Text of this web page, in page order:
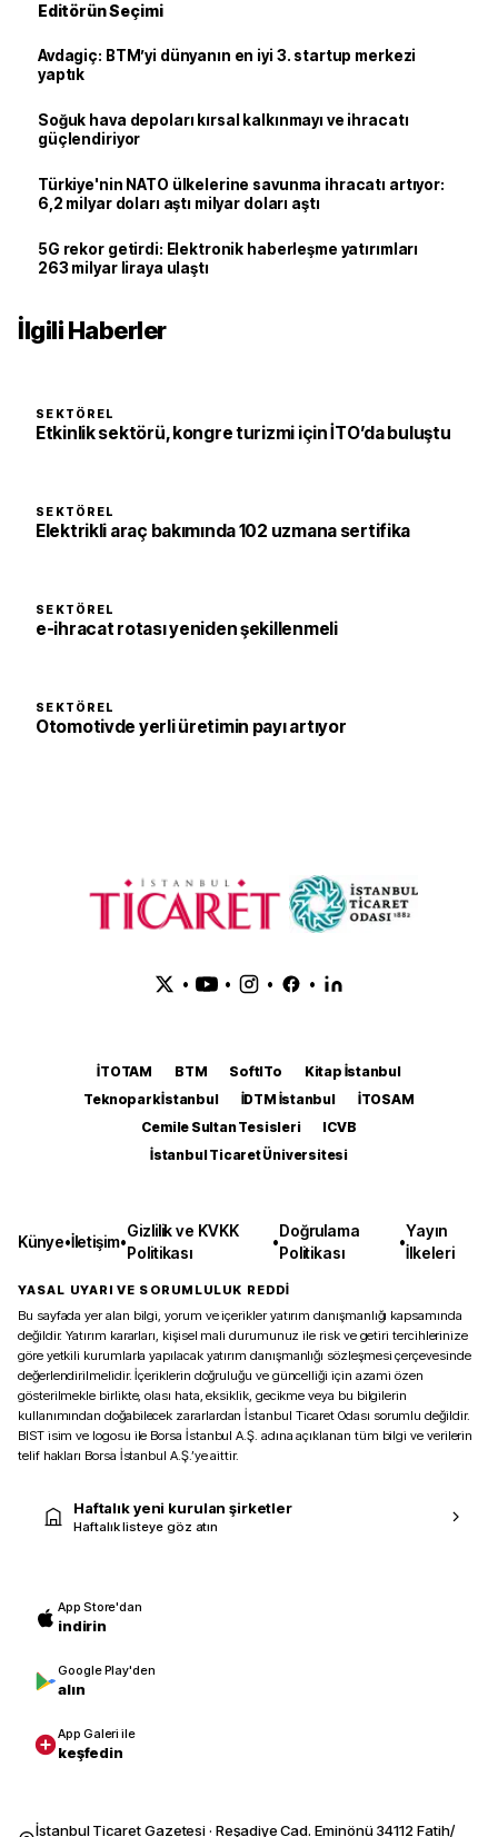
Editörün Seçimi
Avdagiç: BTM’yi dünyanın en iyi 3. startup merkezi
yaptık
Soğuk hava depoları kırsal kalkınmayı ve ihracatı
güçlendiriyor
Türkiye'nin NATO ülkelerine savunma ihracatı artıyor:
6,2 milyar doları aştı milyar doları aştı
5G rekor getirdi: Elektronik haberleşme yatırımları
263 milyar liraya ulaştı
İlgili Haberler
SEKTÖREL
Etkinlik sektörü, kongre turizmi için İTO’da buluştu
SEKTÖREL
Elektrikli araç bakımında 102 uzmana sertifika
SEKTÖREL
e-ihracat rotası yeniden şekillenmeli
SEKTÖREL
Otomotivde yerli üretimin payı artıyor
• • • •
İTOTAM BTM SoftITo
Kitap İstanbul
Teknopark İstanbul
İDTM İstanbul
İTOSAM
Cemile Sultan Tesisleri
ICVB
İstanbul Ticaret Üniversitesi
Künye•İletişim•
Gizlilik ve KVKK
Politikası
•
Doğrulama
Politikası
•
Yayın
İlkeleri
YASAL UYARI VE SORUMLULUK REDDİ
Bu sayfada yer alan bilgi, yorum ve içerikler yatırım danışmanlığı kapsamında
değildir. Yatırım kararları, kişisel mali durumunuz ile risk ve getiri tercihlerinize
göre yetkili kurumlarla yapılacak yatırım danışmanlığı sözleşmesi çerçevesinde
değerlendirilmelidir. İçeriklerin doğruluğu ve güncelliği için azami özen
gösterilmekle birlikte, olası hata, eksiklik, gecikme veya bu bilgilerin
kullanımından doğabilecek zararlardan İstanbul Ticaret Odası sorumlu değildir.
BIST isim ve logosu ile Borsa İstanbul A.Ş. adına açıklanan tüm bilgi ve verilerin
telif hakları Borsa İstanbul A.Ş.’ye aittir.
Haftalık yeni kurulan şirketler
Haftalık listeye göz atın
App Store'dan
indirin
Google Play'den
alın
App Galeri ile
keşfedin
İstanbul Ticaret Gazetesi · Reşadiye Cad. Eminönü 34112 Fatih/